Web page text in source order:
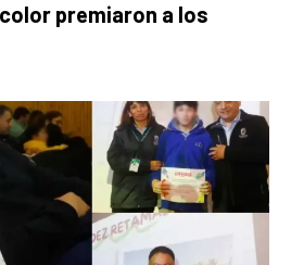
premiaron a los